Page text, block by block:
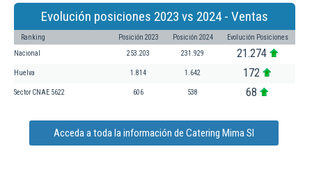
Evolución posiciones 2023 vs 2024 - Ventas
Ranking Posición 2023 Posición 2024 Evolución Posiciones
Nacional 253.203 231.929 21.274
Huelva 1.814 1.642 172
Sector CNAE 5622 606 538 68
Acceda a toda la información de Catering Mima Sl